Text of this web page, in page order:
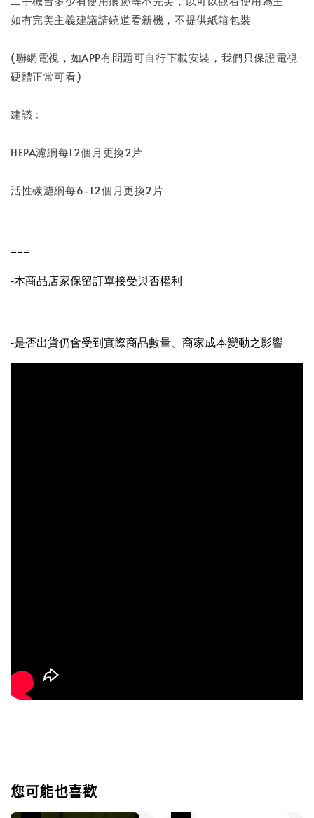
如有完美主義建議請繞道看新機，不提供紙箱包裝
(聯網電視，如APP有問題可自行下載安裝，我們只保證電視
硬體正常可看)
建議﹕
HEPA濾網每12個月更換2片
活性碳濾網每6-12個月更換2片
===
-本商品店家保留訂單接受與否權利
-是否出貨仍會受到實際商品數量、商家成本變動之影響
您可能也喜歡